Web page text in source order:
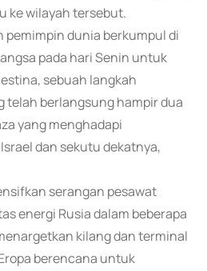
ke wilayah tersebut.
dunia berkumpul di
pada hari Senin untuk
sebuah langkah
telah berlangsung hampir dua
yang menghadapi
dan sekutu dekatnya,
serangan pesawat
energi Rusia dalam beberapa
kilang dan terminal
berencana untuk